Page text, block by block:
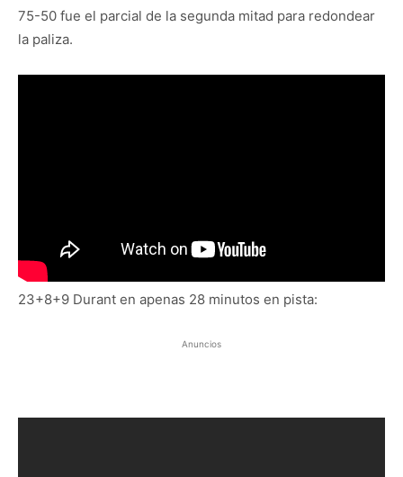
75-50 fue el parcial de la segunda mitad para redondear
la paliza.
23+8+9 Durant en apenas 28 minutos en pista:
Anuncios